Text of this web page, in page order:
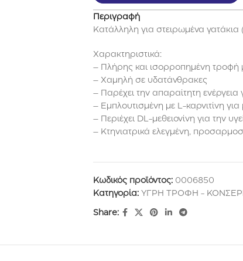
Περιγραφή
Κατάλληλη για στειρωμένα
Χαρακτηριστικά:
– Πλήρης και ισορροπημένη τροφή
– Χαμηλή σε υδατάνθρακες
– Παρέχει την απαραίτητη ενέργεια
– Εμπλουτισμένη με L-καρνιτίνη
– Περιέχει DL-μεθειονίνη για την
– Κτηνιατρικά ελεγμένη,
Κωδικός προϊόντος: 0006850
Κατηγορία: ΥΓΡΗ ΤΡΟΦΗ -
Share: